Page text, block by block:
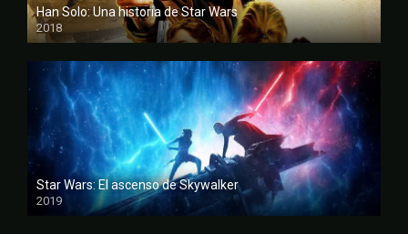
Han Solo: Una historia de Star Wars
2018
FULL HD
Star Wars: El ascenso de Skywalker
2019
FULL HD